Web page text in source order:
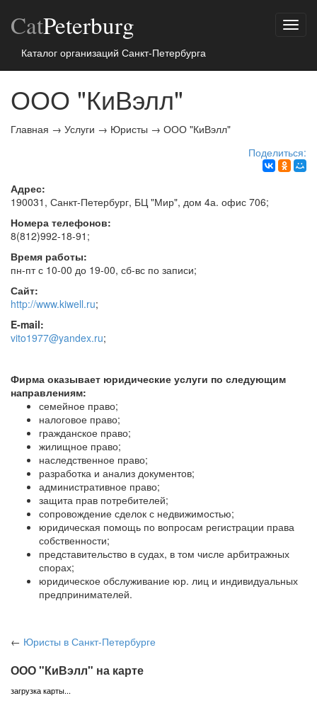
CatPeterburg
Каталог организаций Санкт-Петербурга
ООО "КиВэлл"
Главная → Услуги → Юристы → ООО "КиВэлл"
Поделиться:
Адрес:
190031, Санкт-Петербург, БЦ "Мир", дом 4а. офис 706;
Номера телефонов:
8(812)992-18-91 ;
Время работы:
пн-пт с 10-00 до 19-00, сб-вс по записи;
Сайт:
http://www.kiwell.ru;
E-mail:
vito1977@yandex.ru;
Фирма оказывает юридические услуги по следующим
направлениям:
семейное право;
налоговое право;
гражданское право;
жилищное право;
наследственное право;
разработка и анализ документов;
административное право;
защита прав потребителей;
сопровождение сделок с недвижимостью;
юридическая помощь по вопросам регистрации права
собственности;
представительство в судах, в том числе арбитражных
спорах;
юридическое обслуживание юр. лиц и индивидуальных
предпринимателей.
← Юристы в Санкт-Петербурге
ООО "КиВэлл" на карте
загрузка карты...